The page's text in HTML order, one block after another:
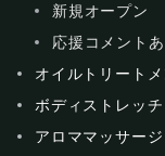
新規オープン
応援コメントあ
オイルトリートメ
ボディストレッチ
アロママッサージ